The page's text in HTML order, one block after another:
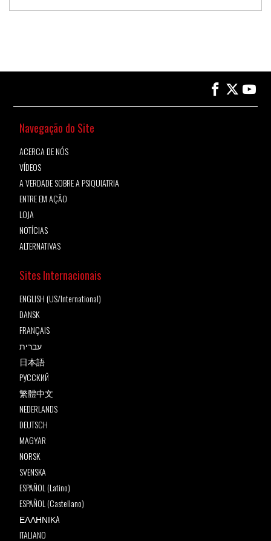
Navegação do Site
ACERCA DE NÓS
VÍDEOS
A VERDADE SOBRE A PSIQUIATRIA
ENTRE EM AÇÃO
LOJA
NOTÍCIAS
ALTERNATIVAS
Sites Internacionais
ENGLISH (US/International)
DANSK
FRANÇAIS
עברית
日本語
РУССКИЙ
繁體中文
NEDERLANDS
DEUTSCH
MAGYAR
NORSK
SVENSKA
ESPAÑOL (Latino)
ESPAÑOL (Castellano)
ΕΛΛΗΝΙΚA
ITALIANO